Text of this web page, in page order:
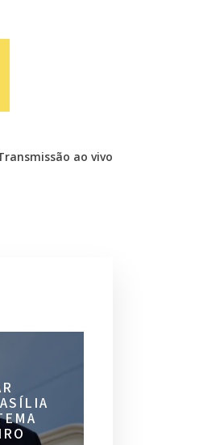
ao vivo